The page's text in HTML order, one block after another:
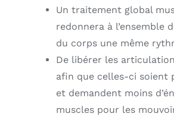
Un traitement global
redonnera à l’ensemble
du corps une même
De libérer les
afin que celles-ci soient
et demandent moins
muscles pour les